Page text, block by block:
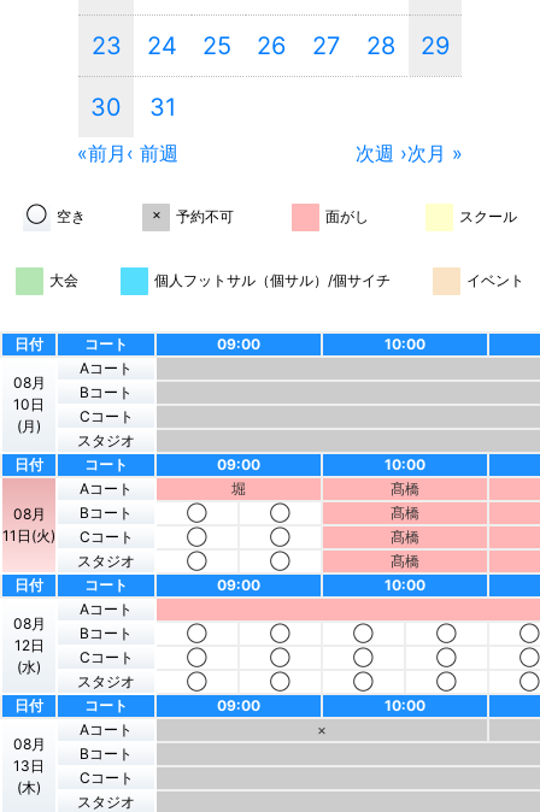
23 24 25 26 27 28 29
30 31
«前月 ‹ 前週 次月 »
次週 ›
◯ 空き × 予約不可 面がし スクール
大会 個人フットサル（個サル）/個サイチ イベント
日付 コート 09:00 10:00
08月
10日
(月)
Aコート
Bコート
Cコート
スタジオ
日付
コート 09:00 10:00
08月
11日(火)
Aコート 堀
髙橋
Bコート
◯ ◯
髙橋
Cコート
◯ ◯
髙橋
スタジオ
◯ ◯
髙橋
日付
コート 09:00 10:00
08月
12日
(水)
Aコート
Bコート
◯ ◯ ◯ ◯
◯
Cコート
◯ ◯ ◯ ◯
◯
スタジオ
◯ ◯ ◯ ◯
◯
日付
コート 09:00 10:00
08月
13日
(木)
Aコート
×
Bコート
Cコート
スタジオ